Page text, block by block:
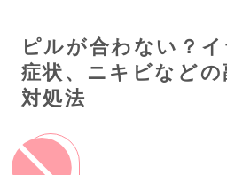
ピルが合わない？
症状、ニキビなどの
対処法